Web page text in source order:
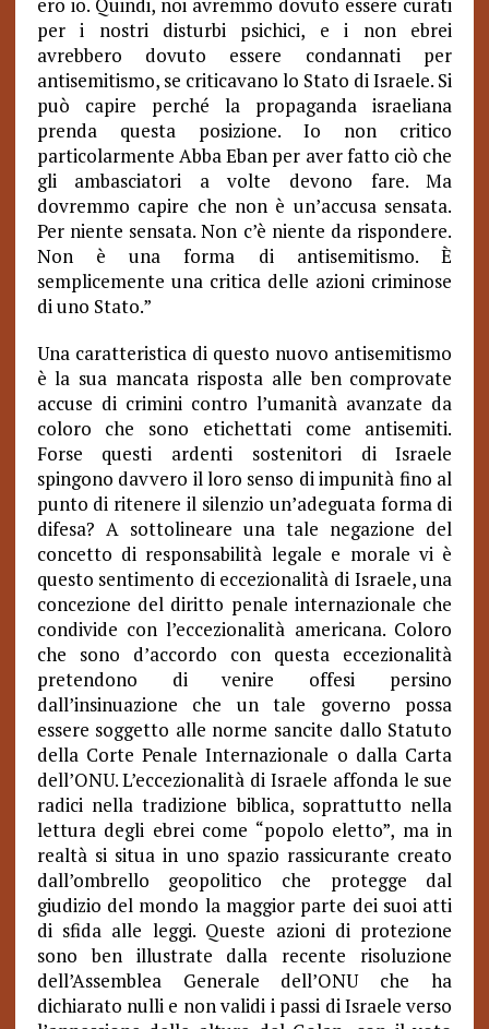
per i nostri disturbi psichici, e i non ebrei
avrebbero dovuto essere condannati per
antisemitismo, se criticavano lo Stato di Israele. Si
può capire perché la propaganda israeliana
prenda questa posizione. Io non critico
particolarmente Abba Eban per aver fatto ciò che
gli ambasciatori a volte devono fare. Ma
dovremmo capire che non è un’accusa sensata.
Per niente sensata. Non c’è niente da rispondere.
Non è una forma di antisemitismo. È
semplicemente una critica delle azioni criminose
di uno Stato.”
Una caratteristica di questo nuovo antisemitismo
è la sua mancata risposta alle ben comprovate
accuse di crimini contro l’umanità avanzate da
coloro che sono etichettati come antisemiti.
Forse questi ardenti sostenitori di Israele
spingono davvero il loro senso di impunità fino al
punto di ritenere il silenzio un’adeguata forma di
difesa? A sottolineare una tale negazione del
concetto di responsabilità legale e morale vi è
questo sentimento di eccezionalità di Israele, una
concezione del diritto penale internazionale che
condivide con l’eccezionalità americana. Coloro
che sono d’accordo con questa eccezionalità
pretendono di venire offesi persino
dall’insinuazione che un tale governo possa
essere soggetto alle norme sancite dallo Statuto
della Corte Penale Internazionale o dalla Carta
dell’ONU. L’eccezionalità di Israele affonda le sue
radici nella tradizione biblica, soprattutto nella
lettura degli ebrei come “popolo eletto”, ma in
realtà si situa in uno spazio rassicurante creato
dall’ombrello geopolitico che protegge dal
giudizio del mondo la maggior parte dei suoi atti
di sfida alle leggi. Queste azioni di protezione
sono ben illustrate dalla recente risoluzione
dell’Assemblea Generale dell’ONU che ha
dichiarato nulli e non validi i passi di Israele verso